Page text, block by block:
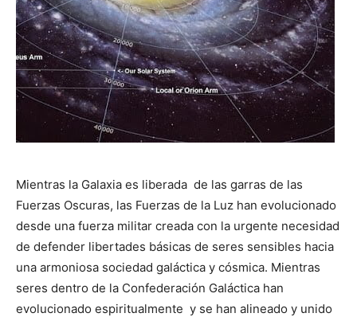
Mientras la Galaxia es liberada de las garras de las
Fuerzas Oscuras, las Fuerzas de la Luz han evolucionado
desde una fuerza militar creada con la urgente necesidad
de defender libertades básicas de seres sensibles hacia
una armoniosa sociedad galáctica y cósmica. Mientras
seres dentro de la Confederación Galáctica han
evolucionado espiritualmente y se han alineado y unido